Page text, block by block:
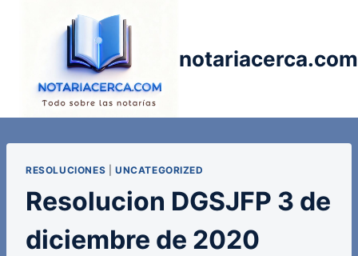
notariacerca.com
RESOLUCIONES UNCATEGORIZED
Resolucion DGSJFP 3 de
diciembre de 2020